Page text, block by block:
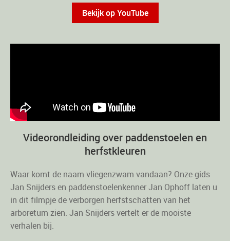
Bekijk op YouTube
Videorondleiding over paddenstoelen en
herfstkleuren
Waar komt de naam vliegenzwam vandaan? Onze gids
Jan Snijders en paddenstoelenkenner Jan Ophoff laten u
in dit filmpje de verborgen herfstschatten van het
arboretum zien. Jan Snijders vertelt er de mooiste
verhalen bij.